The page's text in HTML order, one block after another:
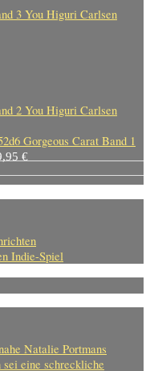
3 You Higuri Carlsen
2 You Higuri Carlsen
Gorgeous Carat Band 1
€
Indie-Spiel
Natalie Portmans
eine schreckliche